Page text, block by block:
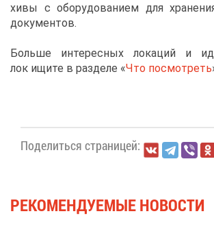
хи­вы с обо­ру­до­ва­ни­ем для
до­ку­мен­тов.
Боль­ше ин­те­рес­ных ло­ка­ций и
лок ищи­те в раз­де­ле «Что по­смот­реть
По­де­лить­ся стра­ни­цей:
РЕ­КО­МЕН­ДУ­Е­МЫЕ НО­ВО­СТИ